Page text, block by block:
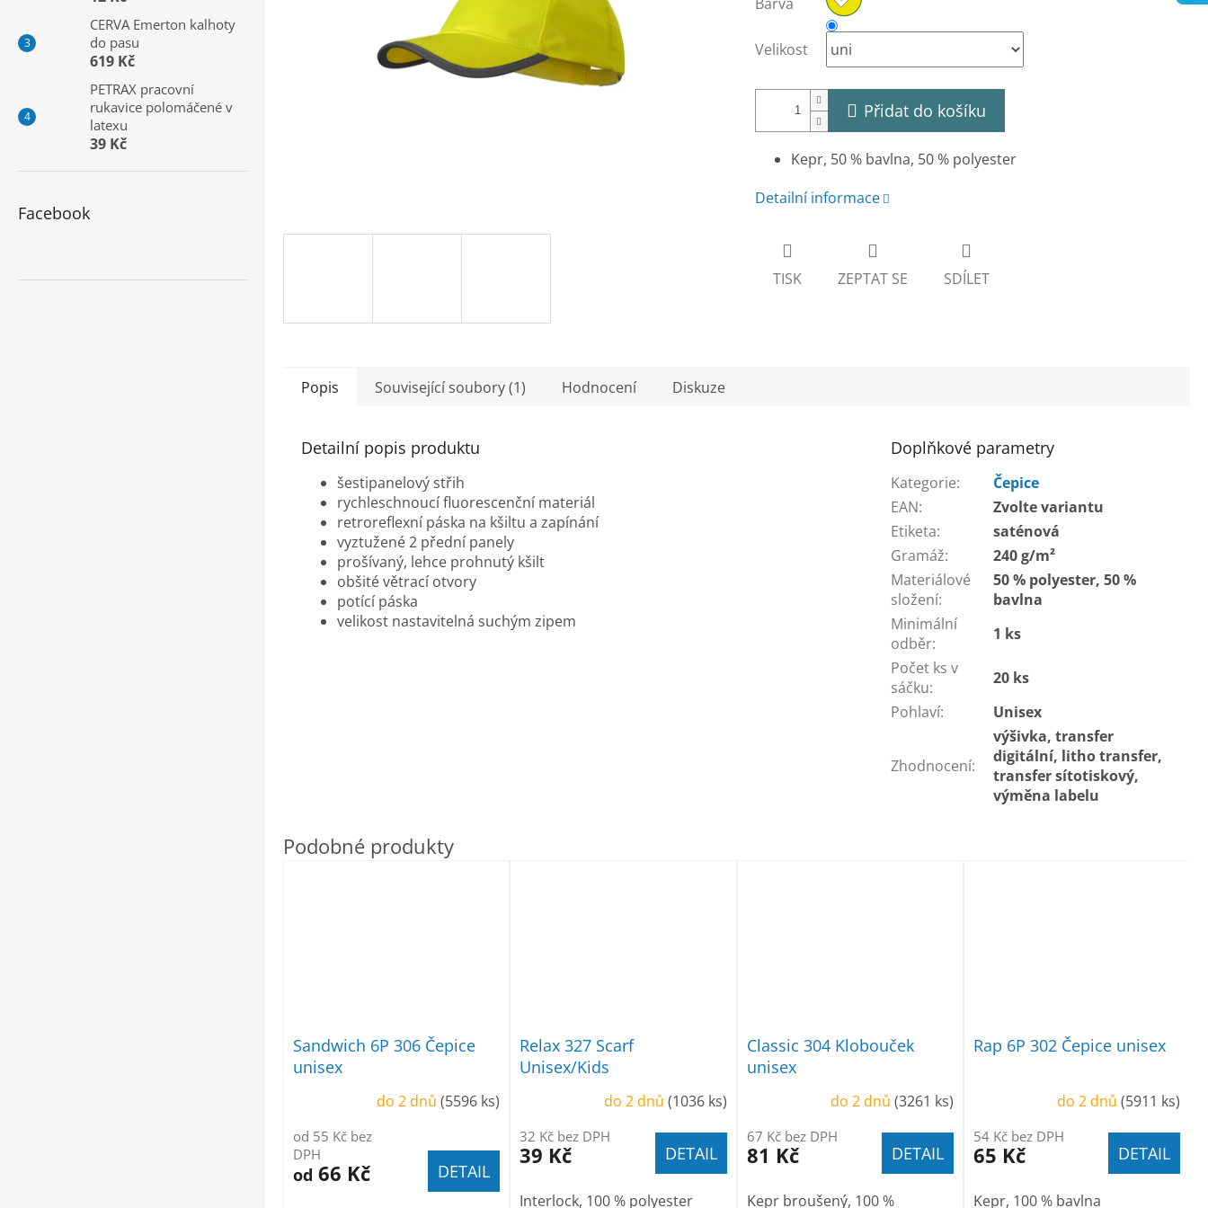
CERVA Emerton kalhoty
do pasu
619 Kč
PETRAX pracovní
rukavice polomáčené v
latexu
39 Kč
Facebook
Velikost
Přidat do košíku
Kepr, 50 % bavlna, 50 % polyester
Detailní informace
TISK ZEPTAT SE SDÍLET
Popis Související soubory (1) Hodnocení Diskuze
Detailní popis produktu
šestipanelový střih
rychleschnoucí fluorescenční materiál
retroreflexní páska na kšiltu a zapínání
vyztužené 2 přední panely
prošívaný, lehce prohnutý kšilt
obšité větrací otvory
potící páska
velikost nastavitelná suchým zipem
Doplňkové parametry
Kategorie:
Čepice
EAN:
Zvolte variantu
Etiketa:
saténová
Gramáž:
240 g/m²
Materiálové
složení:
50 % polyester, 50 %
bavlna
Minimální
odběr:
1 ks
Počet ks v
sáčku:
20 ks
Pohlaví: Unisex
Zhodnocení:
výšivka, transfer
digitální, litho transfer,
transfer sítotiskový,
výměna labelu
Sandwich 6P 306 Čepice
unisex
do 2 dnů(5596 ks)
od 55 Kč bez
DPH
od 66 Kč DETAIL
Relax 327 Scarf
Unisex/Kids
do 2 dnů (1036 ks)
32 Kč bez DPH
39 Kč DETAIL
Interlock, 100 % polyester
Classic 304 Klobouček
unisex
do 2 dnů (3261 ks)
67 Kč bez DPH
81 Kč DETAIL
Kepr broušený, 100 %
Rap 6P 302 Čepice unisex
do 2 dnů (5911 ks)
54 Kč bez DPH
65 Kč DETAIL
Kepr, 100 % bavlna